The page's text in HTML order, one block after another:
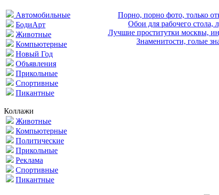
Автомобильные
БодиАрт
Животные
Компьютерные
Новый Год
Объявления
Прикольные
Спортивные
Пикантные
Коллажи
Животные
Компьютерные
Политические
Прикольные
Реклама
Спортивные
Пикантные
Порно, порно фото, только
Обои для рабочего стола,
Лучшие проститутки москвы,
Знаменитости, голые